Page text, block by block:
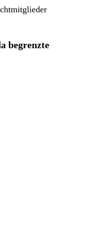
begrenzte